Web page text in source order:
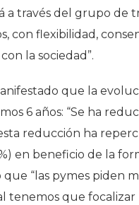
a través del grupo de
con flexibilidad,
la sociedad”.
que la
6 años: “Se ha
reducción ha
en beneficio de la
que “las pymes piden
tenemos que